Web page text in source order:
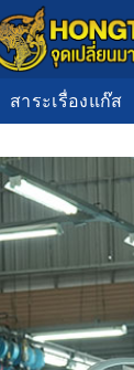
สาระเรื่องแก๊ส